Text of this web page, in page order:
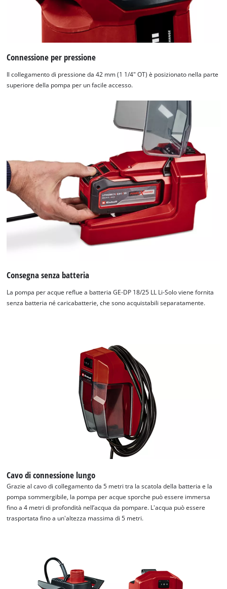
Connessione per pressione
Il collegamento di pressione da 42 mm (1 1/4" OT) è posizionato nella parte
superiore della pompa per un facile accesso.
Consegna senza batteria
La pompa per acque reflue a batteria GE-DP 18/25 LL Li-Solo viene fornita
senza batteria né caricabatterie, che sono acquistabili separatamente.
Cavo di connessione lungo
Grazie al cavo di collegamento da 5 metri tra la scatola della batteria e la
pompa sommergibile, la pompa per acque sporche può essere immersa
fino a 4 metri di profondità nell’acqua da pompare. L'acqua può essere
trasportata fino a un'altezza massima di 5 metri.